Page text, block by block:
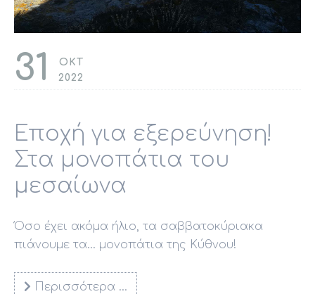
31
ΟΚΤ
2022
Εποχή για εξερεύνηση!
Στα μονοπάτια του
μεσαίωνα
Όσο έχει ακόμα ήλιο, τα σαββατοκύριακα
πιάνουμε τα... μονοπάτια της Κύθνου!
Περισσότερα …